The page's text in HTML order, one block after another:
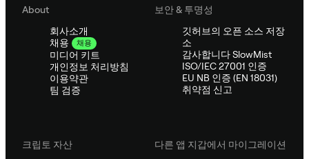
About
회사소개
채용
채용
미디어 키트
개인정보 처리방침
이용약관
팀 검증
보안 & 투명성
깃허브의 오픈 소스 저장
소
감사합니다 SlowMist
ISO/IEC 27001 인증
EU NB 인증 (EN 18031)
취약점 신고
크립토 자산
다른 앱 지갑에서 마이그레이션